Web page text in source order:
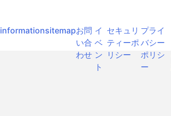
informationsitemapお問
い合
わせ
イ
ベ
ン
ト
セキュリ
ティーポ
リシー
プライ
バシー
ポリシ
ー